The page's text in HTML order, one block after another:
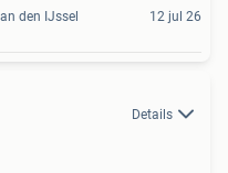
den IJssel 12 jul 26
Details